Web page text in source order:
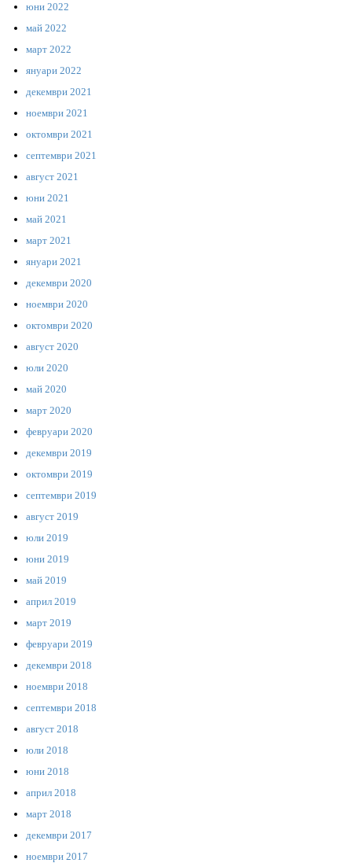
юни 2022
май 2022
март 2022
януари 2022
декември 2021
ноември 2021
октомври 2021
септември 2021
август 2021
юни 2021
май 2021
март 2021
януари 2021
декември 2020
ноември 2020
октомври 2020
август 2020
юли 2020
май 2020
март 2020
февруари 2020
декември 2019
октомври 2019
септември 2019
август 2019
юли 2019
юни 2019
май 2019
април 2019
март 2019
февруари 2019
декември 2018
ноември 2018
септември 2018
август 2018
юли 2018
юни 2018
април 2018
март 2018
декември 2017
ноември 2017